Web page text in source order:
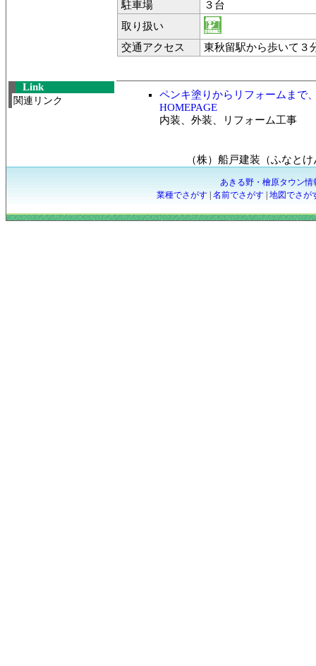
駐車場
３台
取り扱い
交通アクセス
東秋留駅から歩いて３
Link
関連リンク
ペンキ塗りからリフォームま
HOMEPAGE
内装、外装、リフォーム工事
（株）船戸建装（ふなと
あきる野・檜原タウン情
業種でさがす 名前でさがす 地図でさが